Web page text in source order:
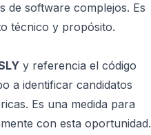
software complejos. Es
técnico y propósito.
y referencia el código
a identificar candidatos
Es una medida para
con esta oportunidad.